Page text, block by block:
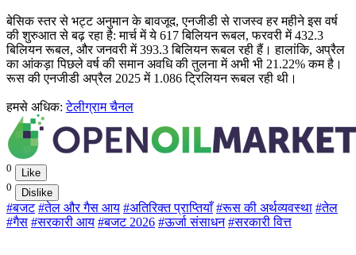
बेसिक स्तर से भट्ट अनुमान के बावजूद, एनजीडी से राजस्व हर महीने इस वर्ष
की शुरुआत से बढ़ रहा है: मार्च में ये 617 बिलियन रूबल, फरवरी में 432.3
बिलियन रूबल, और जनवरी में 393.3 बिलियन रूबल रही हैं। हालांकि, अप्रैल
का आंकड़ा पिछले वर्ष की समान अवधि की तुलना में अभी भी 21.22% कम है।
रूस की एनजीडी अप्रैल 2025 में 1.086 ट्रिलियन रूबल रही थी।
हमसे अधिक:टेलीग्राम चैनल
0
Like
0
Dislike
#बजट #तेल और गैस आय #अतिरिक्त प्राप्तियाँ #रूस की अर्थव्यवस्था #तेल
#गैस #सरकारी आय #बजट 2026 #ऊर्जा संसाधन #सरकारी वित्त